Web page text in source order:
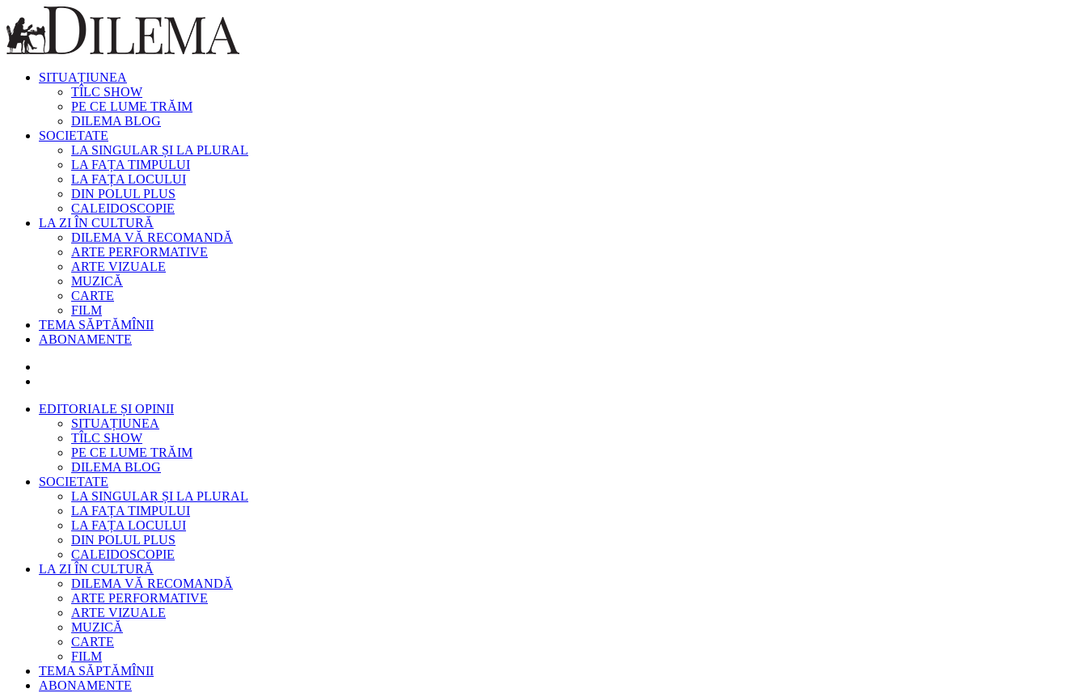
SITUAȚIUNEA
TÎLC SHOW
PE CE LUME TRĂIM
DILEMA BLOG
SOCIETATE
LA SINGULAR ȘI LA PLURAL
LA FAȚA TIMPULUI
LA FAȚA LOCULUI
DIN POLUL PLUS
CALEIDOSCOPIE
LA ZI ÎN CULTURĂ
DILEMA VĂ RECOMANDĂ
ARTE PERFORMATIVE
ARTE VIZUALE
MUZICĂ
CARTE
FILM
TEMA SĂPTĂMÎNII
ABONAMENTE
EDITORIALE ȘI OPINII
SITUAȚIUNEA
TÎLC SHOW
PE CE LUME TRĂIM
DILEMA BLOG
SOCIETATE
LA SINGULAR ȘI LA PLURAL
LA FAȚA TIMPULUI
LA FAȚA LOCULUI
DIN POLUL PLUS
CALEIDOSCOPIE
LA ZI ÎN CULTURĂ
DILEMA VĂ RECOMANDĂ
ARTE PERFORMATIVE
ARTE VIZUALE
MUZICĂ
CARTE
FILM
TEMA SĂPTĂMÎNII
ABONAMENTE